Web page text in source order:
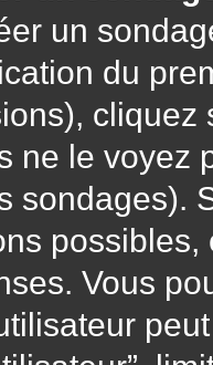
un
du
cliquez
ne le voyez
sondages).
Vous